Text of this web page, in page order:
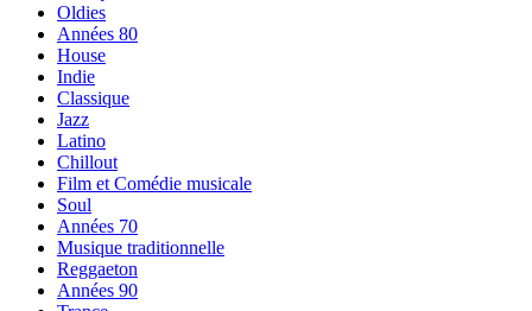
Oldies
Années 80
House
Indie
Classique
Jazz
Latino
Chillout
Film et Comédie musicale
Soul
Années 70
Musique traditionnelle
Reggaeton
Années 90